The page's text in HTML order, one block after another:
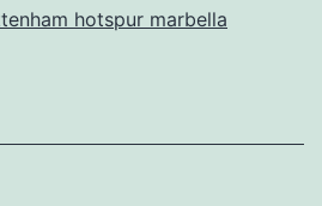
hotspur marbella